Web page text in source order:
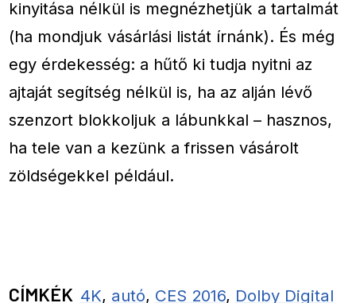
kinyitása nélkül is megnézhetjük a tartalmát
(ha mondjuk vásárlási listát írnánk). És még
egy érdekesség: a hűtő ki tudja nyitni az
ajtaját segítség nélkül is, ha az alján lévő
szenzort blokkoljuk a lábunkkal – hasznos,
ha tele van a kezünk a frissen vásárolt
zöldségekkel például.
CÍMKÉK 4K, autó, CES 2016, Dolby Digital